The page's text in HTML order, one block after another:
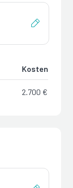
Kosten
2.700 €